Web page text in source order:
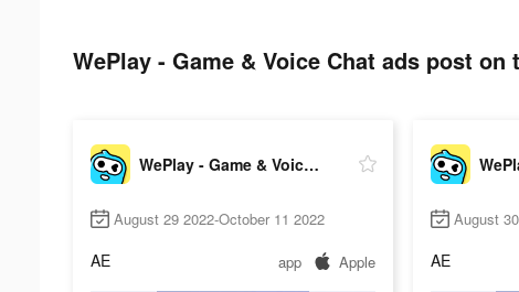
WePlay - Game & Voice Chat ads post on
WePlay - Game & Voice Chat
August 29 2022-October 11 2022
AE app Apple
August
AE